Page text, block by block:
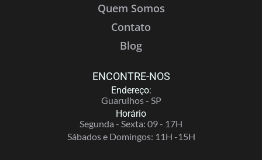
Quem Somos
Contato
Blog
ENCONTRE-NOS
Endereço:
Guarulhos - SP
Horário
Segunda - Sexta: 09 - 17H
Sábados e Domingos: 11H -15H